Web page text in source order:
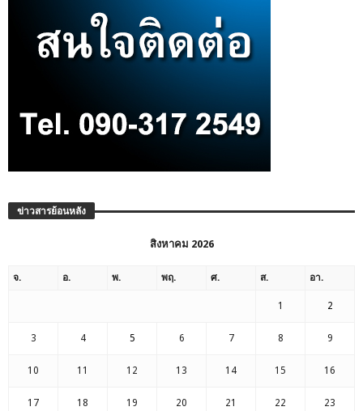
ข่าวสารย้อนหลัง
สิงหาคม 2026
จ. อ. พ. พฤ. ศ. ส. อา.
1 2
3 4 5 6 7 8 9
10 11 12 13 14 15 16
17 18 19 20 21 22 23